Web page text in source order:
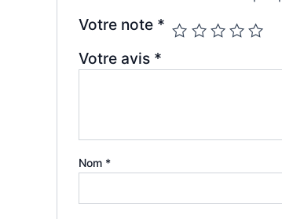
Votre note *
Votre avis *
Nom *